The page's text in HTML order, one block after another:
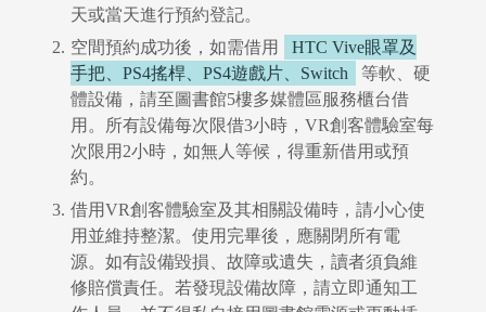
圖書薦購
天或當天進行預約登記。
空間預約成功後，如需借用
HTC Vive眼罩及
手把、PS4搖桿、PS4遊戲片、Switch
等軟、硬
體設備，請至圖書館5樓多媒體區服務櫃台借
用。所有設備每次限借3小時，VR創客體驗室每
次限用2小時，如無人等候，得重新借用或預
約。
借用VR創客體驗室及其相關設備時，請小心使
用並維持整潔。使用完畢後，應關閉所有電
源。如有設備毀損、故障或遺失，讀者須負維
修賠償責任。若發現設備故障，請立即通知工